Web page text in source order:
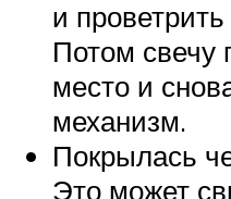
и
Потом
место и
механизм.
Покрылась
Это может